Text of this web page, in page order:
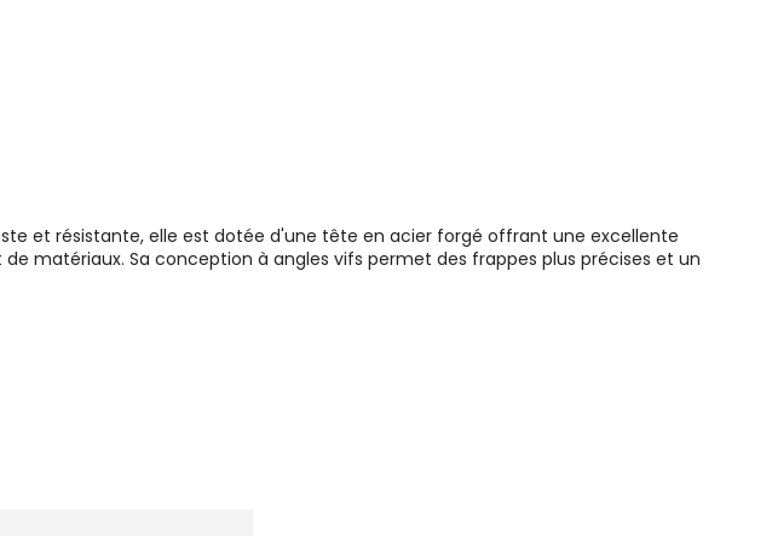
et résistante, elle est dotée d'une tête en acier forgé offrant une excellente
matériaux. Sa conception à angles vifs permet des frappes plus précises et un